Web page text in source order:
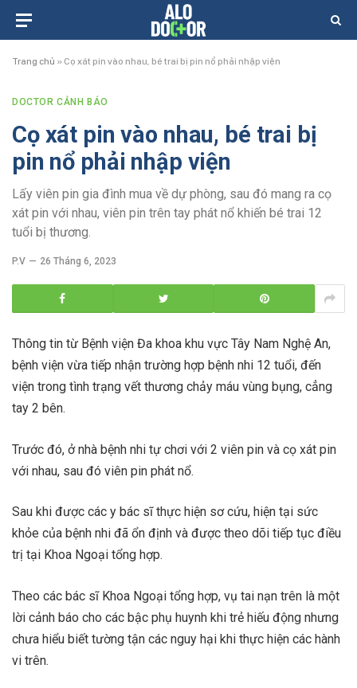
Trang chủ » Cọ xát pin vào nhau, bé trai bị pin nổ phải nhập viện
DOCTOR CẢNH BÁO
Cọ xát pin vào nhau, bé trai bị
pin nổ phải nhập viện
Lấy viên pin gia đình mua về dự phòng, sau đó mang ra cọ
xát pin với nhau, viên pin trên tay phát nổ khiến bé trai 12
tuổi bị thương.
P.V 26 Tháng 6, 2023
Thông tin từ Bệnh viện Đa khoa khu vực Tây Nam Nghệ An,
bệnh viện vừa tiếp nhận trường hợp bệnh nhi 12 tuổi, đến
viện trong tình trạng vết thương chảy máu vùng bụng, cẳng
tay 2 bên.
Trước đó, ở nhà bệnh nhi tự chơi với 2 viên pin và cọ xát pin
với nhau, sau đó viên pin phát nổ.
Sau khi được các y bác sĩ thực hiện sơ cứu, hiện tại sức
khỏe của bệnh nhi đã ổn định và được theo dõi tiếp tục điều
trị tại Khoa Ngoại tổng hợp.
Theo các bác sĩ Khoa Ngoại tổng hợp, vụ tai nạn trên là một
lời cảnh báo cho các bậc phụ huynh khi trẻ hiếu động nhưng
chưa hiểu biết tường tận các nguy hại khi thực hiện các hành
vi trên.